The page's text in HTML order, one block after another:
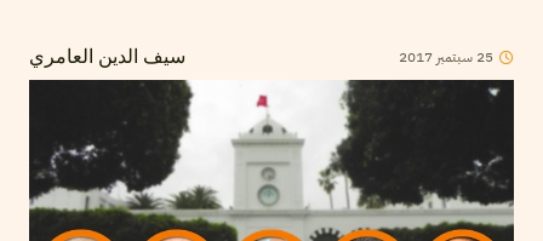
سيف الدين العامري 25 سبتمبر 2017